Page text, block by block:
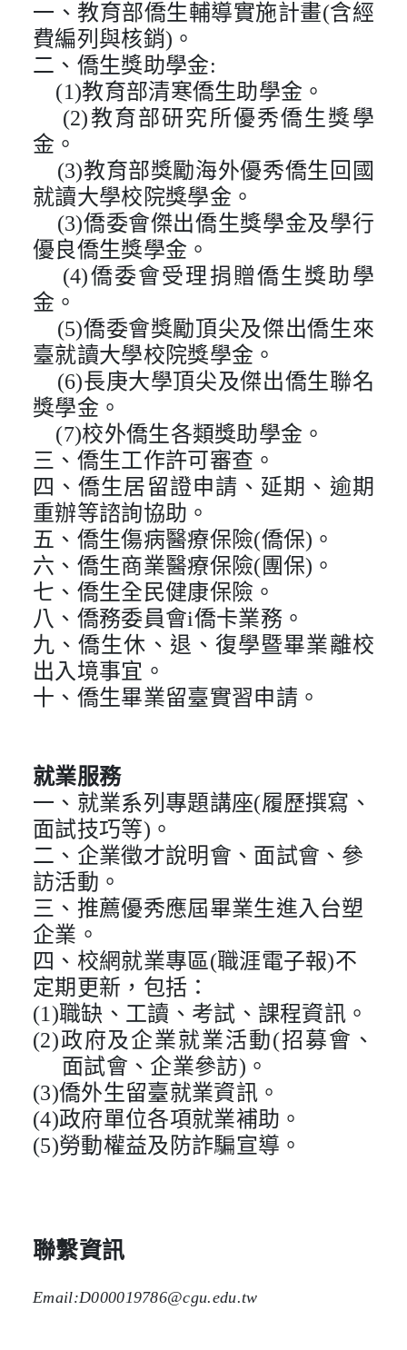
一、教育部僑生輔導實施計畫(含經
費編列與核銷)。
二、僑生獎助學金:
(1)教育部清寒僑生助學金。
(2)教育部研究所優秀僑生獎學
金。
(3)教育部獎勵海外優秀僑生回國
就讀大學校院獎學金。
(3)僑委會傑出僑生獎學金及學行
優良僑生獎學金。
(4)僑委會受理捐贈僑生獎助學
金。
(5)僑委會獎勵頂尖及傑出僑生來
臺就讀大學校院獎學金。
(6)長庚大學頂尖及傑出僑生聯名
獎學金。
(7)校外僑生各類獎助學金。
三、僑生工作許可審查。
四、僑生居留證申請、延期、逾期
重辦等諮詢協助。
五、僑生傷病醫療保險(僑保)。
六、僑生商業醫療保險(團保)。
七、僑生全民健康保險。
八、僑務委員會i僑卡業務。
九、僑生休、退、復學暨畢業離校
出入境事宜。
十、僑生畢業留臺實習申請。
就業服務
一、就業系列專題講座(履歷撰寫、
面試技巧等)。
二、企業徵才說明會、面試會、參
訪活動。
三、推薦優秀應屆畢業生進入台塑
企業。
四、校網就業專區(職涯電子報)不
定期更新，包括：
(1)職缺、工讀、考試、課程資訊。
(2)政府及企業就業活動(招募會、
面試會、企業參訪)。
(3)僑外生留臺就業資訊。
(4)政府單位各項就業補助。
(5)勞動權益及防詐騙宣導。
聯繫資訊
Email:D000019786@cgu.edu.tw